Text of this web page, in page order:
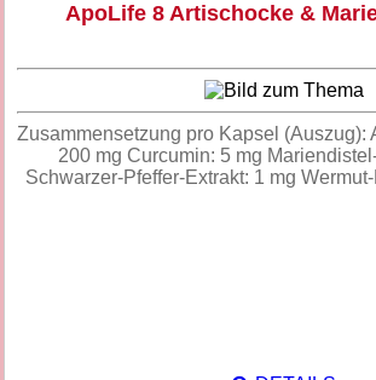
ApoLife 8 Artischocke &
Zusammensetzung pro Kapsel (Auszug):
200 mg Curcumin: 5 mg
Schwarzer-Pfeffer-Extrakt: 1 mg